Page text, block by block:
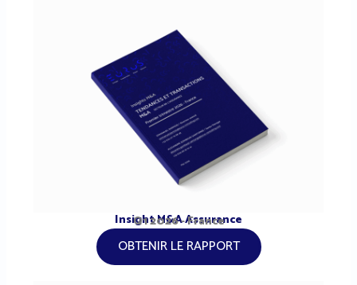
Insight M&A Assurance
Q1 2026 - France
OBTENIR LE RAPPORT